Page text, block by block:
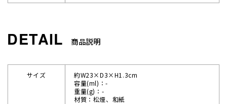
商品説明
サイズ
約W23×D3×H1.3cm
容量(ml)：-
重量(g)：-
材質：松煙、和紙